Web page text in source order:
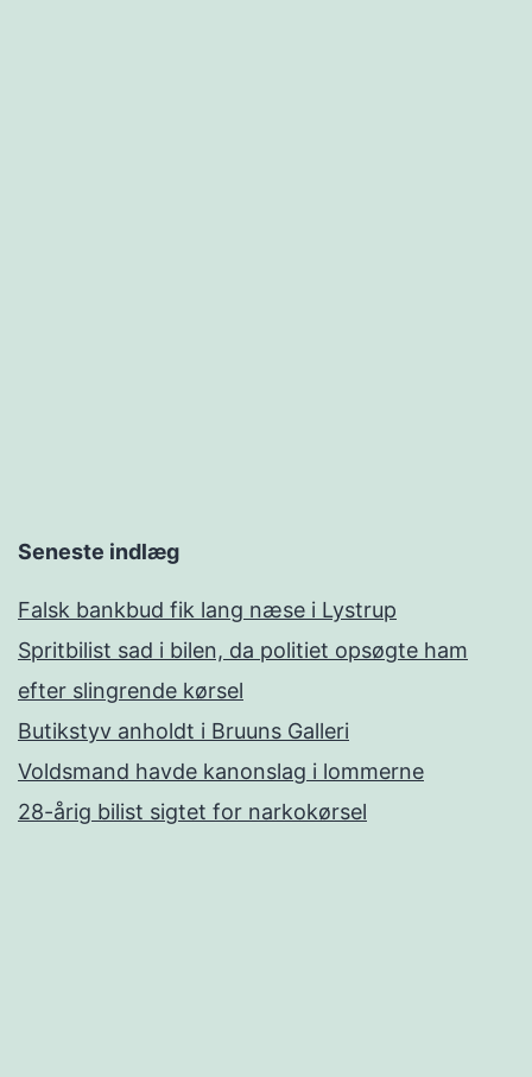
Seneste indlæg
Falsk bankbud fik lang næse i Lystrup
Spritbilist sad i bilen, da politiet opsøgte ham
efter slingrende kørsel
Butikstyv anholdt i Bruuns Galleri
Voldsmand havde kanonslag i lommerne
28-årig bilist sigtet for narkokørsel